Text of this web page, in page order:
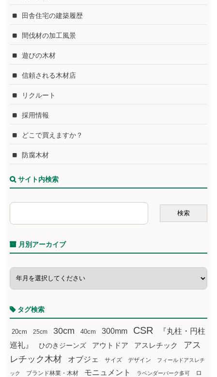
田舎住宅の建築履歴
間伐材の加工風景
遊びの木材
信頼される木材店
リクルート
採用情報
どこで買えますか？
防腐木材
サイト内検索
月別アーカイブ
タグ検索
20cm 25cm 30cm 40cm 300mm CSR
『丸柱・円柱
巡礼』
ひのきジーンズ アウトドア アスレチック
アス
レチック木材
オブジェ サイズ デザイン フィールドアスレチ
ック ブランド林業・木材 モニュメント ラベンダーパーク多可
ロ